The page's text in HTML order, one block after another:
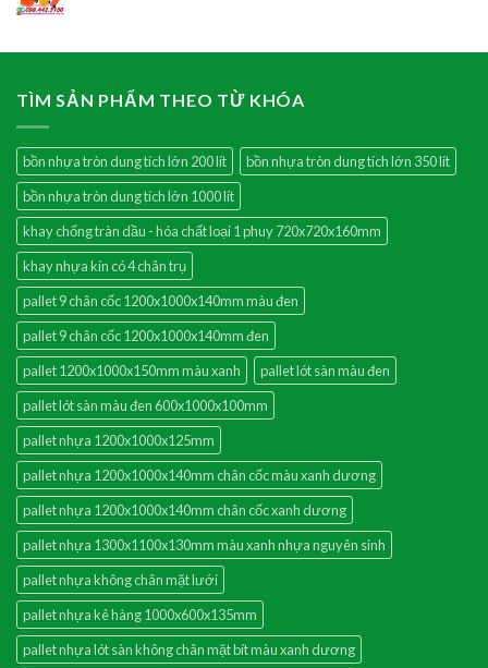
TÌM SẢN PHẨM THEO TỪ KHÓA
bồn nhựa tròn dung tích lớn 200 lít
bồn nhựa tròn dung tích lớn 350 lít
bồn nhựa tròn dung tích lớn 1000 lít
khay chống tràn dầu - hóa chất loại 1 phuy 720x720x160mm
khay nhựa kín có 4 chân trụ
pallet 9 chân cốc 1200x1000x140mm màu đen
pallet 9 chân cốc 1200x1000x140mm đen
pallet 1200x1000x150mm màu xanh
pallet lót sàn màu đen
pallet lót sàn màu đen 600x1000x100mm
pallet nhựa 1200x1000x125mm
pallet nhựa 1200x1000x140mm chân cốc màu xanh dương
pallet nhựa 1200x1000x140mm chân cốc xanh dương
pallet nhựa 1300x1100x130mm màu xanh nhựa nguyên sinh
pallet nhựa không chân mặt lưới
pallet nhựa kê hàng 1000x600x135mm
pallet nhựa lót sàn không chân mặt bít màu xanh dương